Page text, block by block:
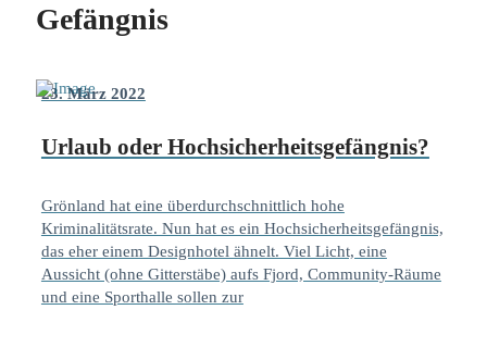
Gefängnis
23. März 2022
Urlaub oder Hochsicherheitsgefängnis?
Grönland hat eine überdurchschnittlich hohe
Kriminalitätsrate. Nun hat es ein Hochsicherheitsgefängnis,
das eher einem Designhotel ähnelt. Viel Licht, eine
Aussicht (ohne Gitterstäbe) aufs Fjord, Community-Räume
und eine Sporthalle sollen zur